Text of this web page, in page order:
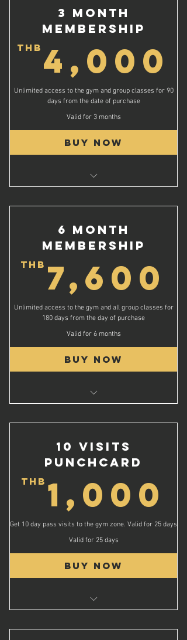
ชั้นเรียนกลุ่มเบสิคไม่จำกัด
สิทธิ์เข้าใช้ยิมไม่จำกัดเป็นเวลา 1 เดือน
3 Month
Membership
THB 4,000
Unlimited access to the gym and group classes for 90
days from the date of purchase
Valid for 3 months
Buy Now
Unlimited Group Classes
Unlimited Gym Access for 3 Months
ชั้นเรียนกลุ่มไม่จำกัด
สิทธิ์เข้าใช้ยิมไม่จำกัดเป็นเวลา 3 เดือน
6 Month
Membership
THB 7,600
Unlimited access to the gym and all group classes for
180 days from the day of purchase
Valid for 6 months
Buy Now
Unlimited Group Classes
6 Months Gym Access
ชั้นเรียนกลุ่มไม่จำกัด
สิทธิ์เข้าใช้ยิมไม่จำกัดเป็นเวลา 6 เดือน
10 Visits
Punchcard
THB 1,000
Get 10 day pass visits to the gym zone. Valid for 25 days
Valid for 25 days
Buy Now
Flexibility beyond a monthly plan
10 Days Passes